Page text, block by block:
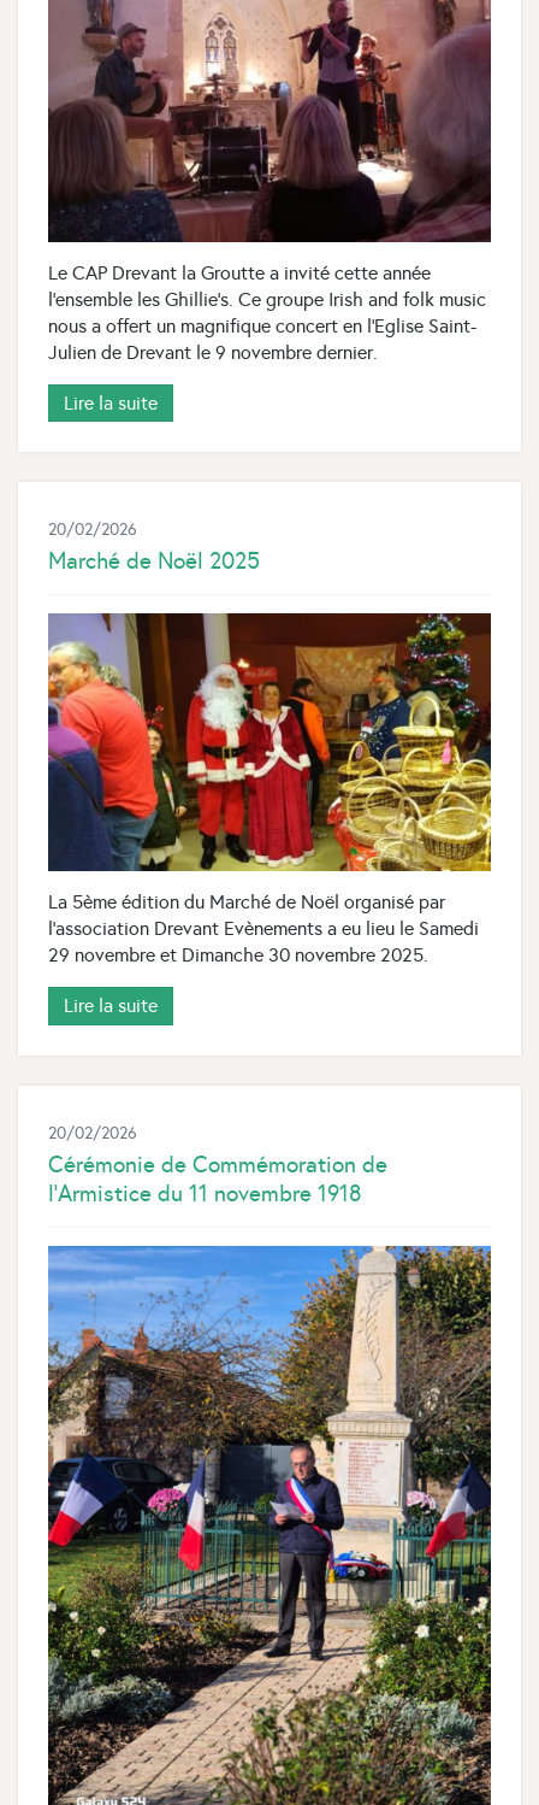
Le CAP Drevant la Groutte a invité cette année
l'ensemble les Ghillie's. Ce groupe Irish and folk music
nous a offert un magnifique concert en l'Eglise Saint-
Julien de Drevant le 9 novembre dernier.
Lire la suite
20/02/2026
Marché de Noël 2025
La 5ème édition du Marché de Noël organisé par
l'association Drevant Evènements a eu lieu le Samedi
29 novembre et Dimanche 30 novembre 2025.
Lire la suite
20/02/2026
Cérémonie de Commémoration de
l’Armistice du 11 novembre 1918